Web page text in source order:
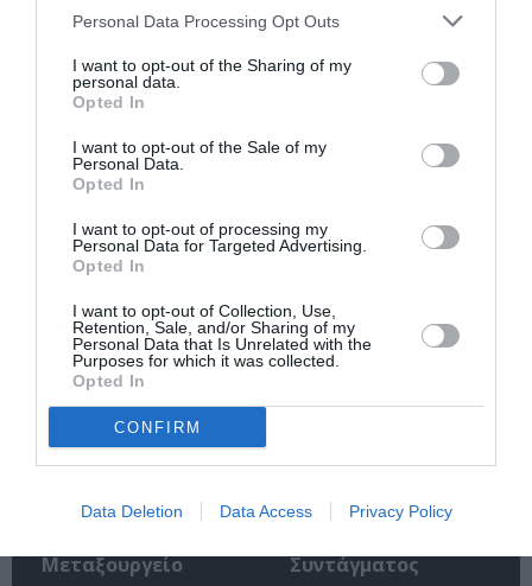
Personal Data Processing Opt Outs
I want to opt-out of the Sharing of my
personal data.
Opted In
I want to opt-out of the Sale of my
Personal Data.
Opted In
I want to opt-out of processing my
Personal Data for Targeted Advertising.
Opted In
I want to opt-out of Collection, Use,
Retention, Sale, and/or Sharing of my
Personal Data that Is Unrelated with the
Purposes for which it was collected.
Opted In
CONFIRM
Data Deletion Data Access Privacy Policy
Η μακρά λίστα με
τις υποψηφιότητες
για το Βραβείο
Booker 2026
Ιουλιανά 1965»:
Παρουσίαση του
Μεταξουργείο
Σκοτάδι:
Παρουσίαση του
Συντάγματος